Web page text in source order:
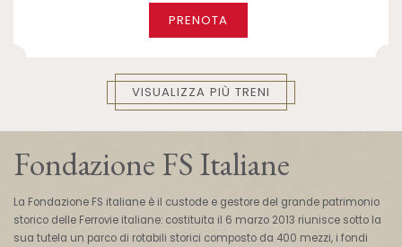
PRENOTA
VISUALIZZA PIÙ TRENI
Fondazione FS Italiane
La Fondazione FS italiane è il custode e gestore del grande patrimonio
storico delle Ferrovie italiane: costituita il 6 marzo 2013 riunisce sotto la
sua tutela un parco di rotabili storici composto da 400 mezzi, i fondi